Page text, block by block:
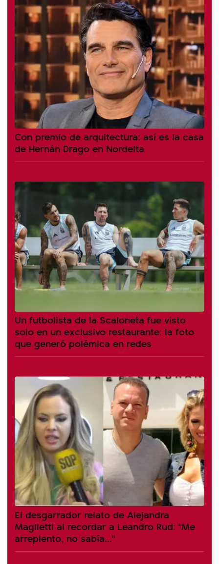
Con premio de arquitectura: así es la casa
de Hernán Drago en Nordelta
Un futbolista de la Scaloneta fue visto
solo en un exclusivo restaurante: la foto
que generó polémica en redes
El desgarrador relato de Alejandra
Maglietti al recordar a Leandro Rud: "Me
arrepiento, no sabía..."